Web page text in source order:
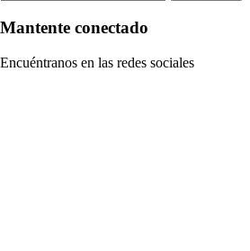
Mantente conectado
Encuéntranos en las redes sociales